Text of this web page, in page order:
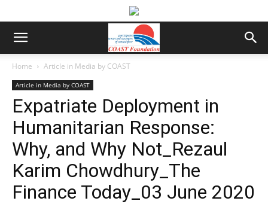
Home Article in Media by COAST
Article in Media by COAST
Expatriate Deployment in
Humanitarian Response:
Why, and Why Not_Rezaul
Karim Chowdhury_The
Finance Today_03 June 2020